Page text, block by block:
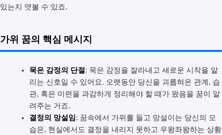
있는지 엿볼 수 있죠.
가위 꿈의 핵심 메시지
묵은 감정의 단절 : 묵은 감정을 잘라내고 새로운 시작을 알
리는 신호일 수 있어요. 오랫동안 당신을 괴롭혀온 관계, 습
관, 혹은 미련을 과감하게 정리해야 할 때가 왔음을 꿈이 알
려주는 거죠.
결정의 망설임: 꿈속에서 가위를 들고 망설이는 당신의 모
습은, 현실에서도 결정을 내리지 못하고 우왕좌왕하는 상황